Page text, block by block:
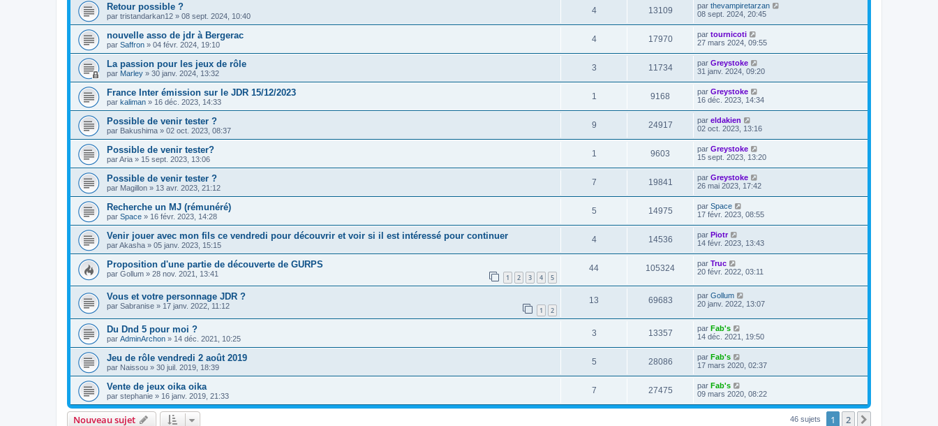
Retour possible ?
par tristandarkan12 » 08 sept. 2024, 10:40
4 13109 par thevampiretarzan
08 sept. 2024, 20:45
nouvelle asso de jdr à Bergerac
par Saffron » 04 févr. 2024, 19:10
4 17970 par tournicoti
27 mars 2024, 09:55
La passion pour les jeux de rôle
par Marley » 30 janv. 2024, 13:32
3 11734 par Greystoke
31 janv. 2024, 09:20
France Inter émission sur le JDR 15/12/2023
par kaliman » 16 déc. 2023, 14:33
1 9168 par Greystoke
16 déc. 2023, 14:34
Possible de venir tester ?
par Bakushima » 02 oct. 2023, 08:37
9 24917 par eldakien
02 oct. 2023, 13:16
Possible de venir tester?
parAria » 15 sept. 2023, 13:06
1 9603 par Greystoke
15 sept. 2023, 13:20
Possible de venir tester ?
par Magillon » 13 avr. 2023, 21:12
7 19841 par Greystoke
26 mai 2023, 17:42
Recherche un MJ (rémunéré)
par Space » 16 févr. 2023, 14:28
5 14975 par Space
17 févr. 2023, 08:55
Venir jouer avec mon fils ce vendredi pour découvrir et voir si il est intéressé pour continuer
parAkasha » 05 janv. 2023, 15:15
4 14536 par Piotr
14 févr. 2023, 13:43
Proposition d'une partie de découverte de GURPS
par Gollum » 28 nov. 2021, 13:41 1 2 3 4 5
44 105324 par Truc
20 févr. 2022, 03:11
Vous et votre personnage JDR ?
par Sabranise » 17 janv. 2022, 11:12 1 2
13 69683 par Gollum
20 janv. 2022, 13:07
Du Dnd 5 pour moi ?
par AdminArchon » 14 déc. 2021, 10:25
3 13357 par Fab's
14 déc. 2021, 19:50
Jeu de rôle vendredi 2 août 2019
par Naissou » 30 juil. 2019, 18:39
5 28086 par Fab's
17 mars 2020, 02:37
Vente de jeux oika oika
par stephanie » 16 janv. 2019, 21:33
7 27475 par Fab's
09 mars 2020, 08:22
Nouveau sujet 46 sujets 1 2